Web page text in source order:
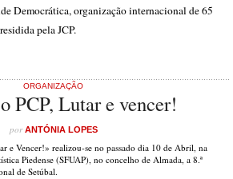
Democrática, organização internacional de 65
pela JCP.
ORGANIZAÇÃO
PCP, Lutar e vencer!
porANTÓNIA LOPES
e Vencer!» realizou-se no passado dia 10 de Abril, na
Piedense (SFUAP), no concelho de Almada, a 8.ª
de Setúbal.